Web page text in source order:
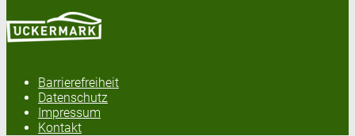
Barrierefreiheit
Datenschutz
Impressum
Kontakt